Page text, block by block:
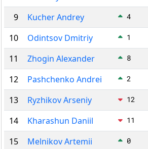
9 Kucher Andrey 4
10 Odintsov Dmitriy 1
11 Zhogin Alexander 8
12 Pashchenko Andrei 2
13 Ryzhikov Arseniy 12
14 Kharashun Daniil 11
15 Melnikov Artemii 0